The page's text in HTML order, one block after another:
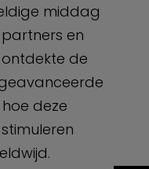
middag
en
de
deze